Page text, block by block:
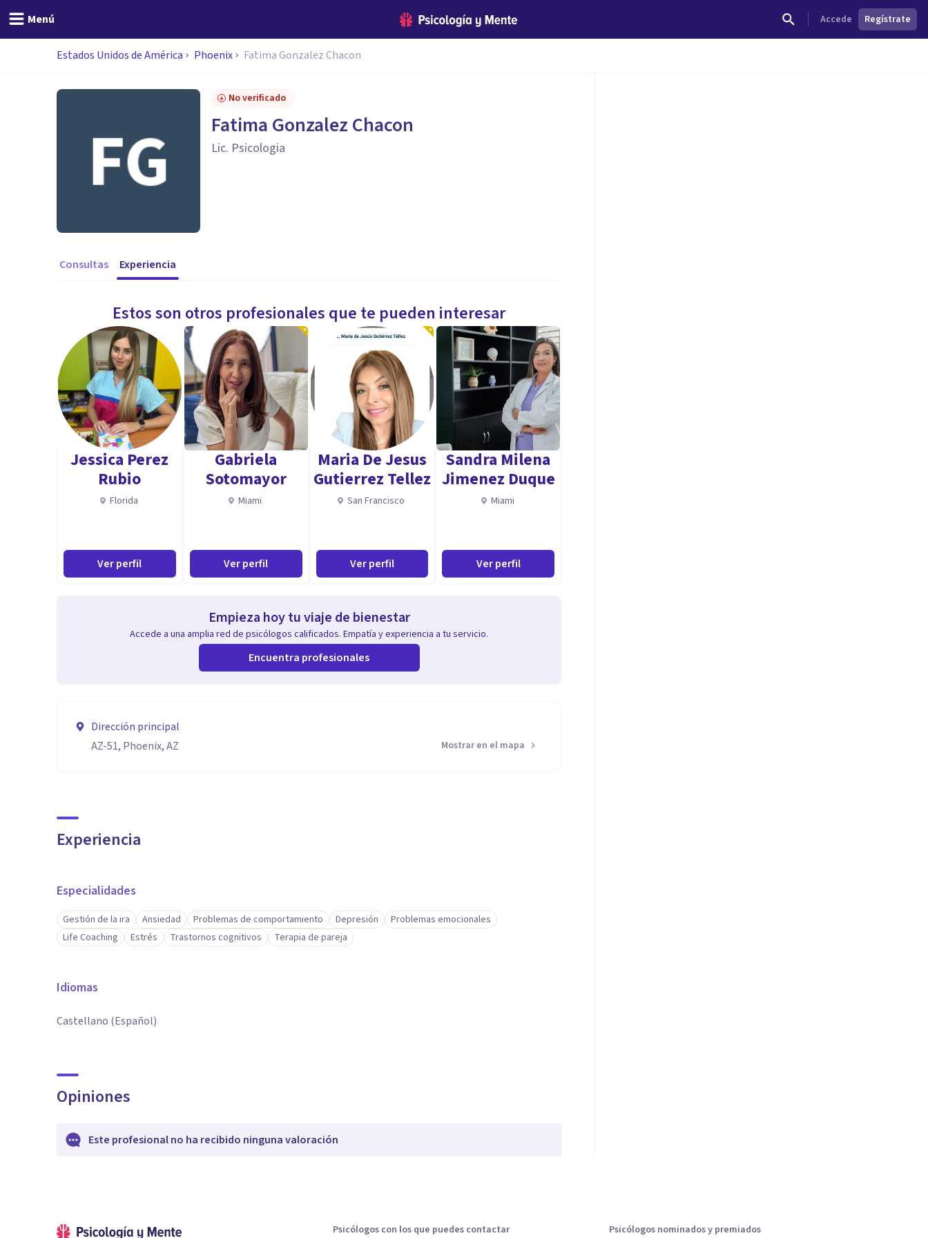
Menú Accede Regístrate
Estados Unidos de América Phoenix Fatima Gonzalez Chacon
No verificado
Fatima Gonzalez Chacon
Lic. Psicologia
Consultas Experiencia
Estos son otros profesionales que te pueden interesar
Jessica Perez
Rubio
Florida
Ver perfil
Gabriela
Sotomayor
Miami
Ver perfil
Maria De Jesus
Gutierrez Tellez
San Francisco
Ver perfil
Sandra Milena
Jimenez Duque
Miami
Ver perfil
Empieza hoy tu viaje de bienestar
Accede a una amplia red de psicólogos calificados. Empatía y experiencia a tu servicio.
Encuentra profesionales
Dirección principal
AZ-51, Phoenix, AZ
Mostrar en el mapa
Experiencia
Especialidades
Gestión de la ira Ansiedad Problemas de comportamiento Depresión
Problemas emocionales
Life Coaching
Estrés Trastornos cognitivos Terapia de pareja
Idiomas
Castellano (Español)
Opiniones
Este profesional no ha recibido ninguna valoración
Psicólogos con los que puedes contactar Psicólogos nominados y premiados